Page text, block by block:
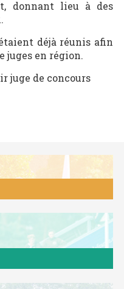
donnant lieu à des
déjà réunis afin
juges en région.
juge de concours